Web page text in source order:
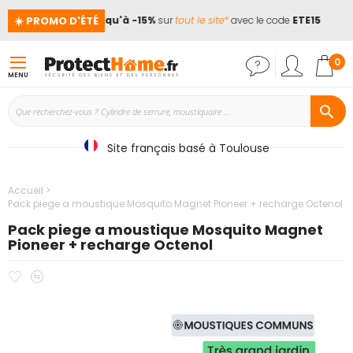
☀️ PROMO D'ÉTÉ
! 📢Jusqu'à -15%surtout le site*avec le codeETE15
MENU
0
Site français basé à Toulouse
Accueil
Pack piege a moustique Mosquito Magnet Pioneer + recharge Octenol
Pack piege a moustique Mosquito Magnet
Pioneer + recharge Octenol
Ajouter